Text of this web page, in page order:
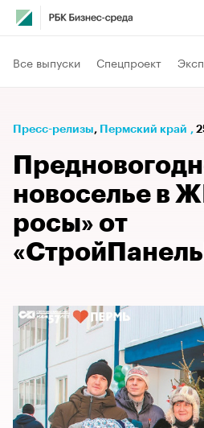
Все выпуски Спецпроект
Пресс-релизы⁠, Пермский край ,
новоселье в
росы» от